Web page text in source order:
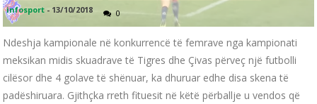
infosport - 13/10/2018 0
Ndeshja kampionale në konkurrencë të femrave nga kampionati
meksikan midis skuadrave të Tigres dhe Çivas përveç një futbolli
cilësor dhe 4 golave të shënuar, ka dhuruar edhe disa skena të
padëshiruara. Gjithçka rreth fituesit në këtë përballje u vendos që